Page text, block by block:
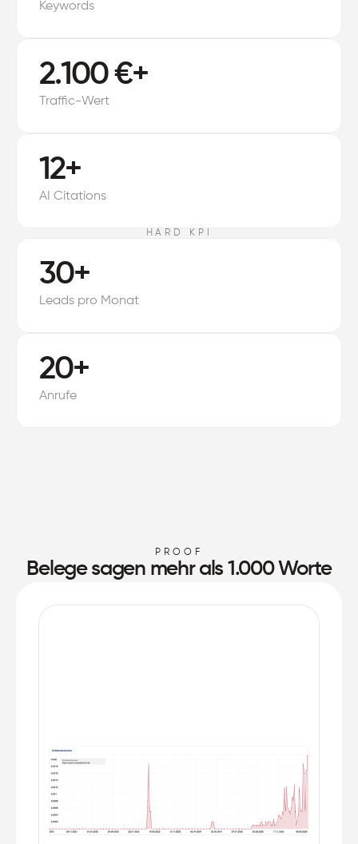
Keywords
2.100 €+
Traffic-Wert
12+
AI Citations
HARD KPI
30+
Leads pro Monat
20+
Anrufe
PROOF
Belege sagen mehr als 1.000 Worte